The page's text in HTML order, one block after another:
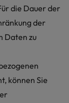
die Dauer der
der
Daten zu
können Sie